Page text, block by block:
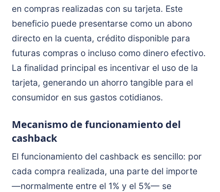
en compras realizadas con su tarjeta. Este
beneficio puede presentarse como un abono
directo en la cuenta, crédito disponible para
futuras compras o incluso como dinero efectivo.
La finalidad principal es incentivar el uso de la
tarjeta, generando un ahorro tangible para el
consumidor en sus gastos cotidianos.
Mecanismo de funcionamiento del
cashback
El funcionamiento del cashback es sencillo: por
cada compra realizada, una parte del importe
—normalmente entre el 1% y el 5%— se